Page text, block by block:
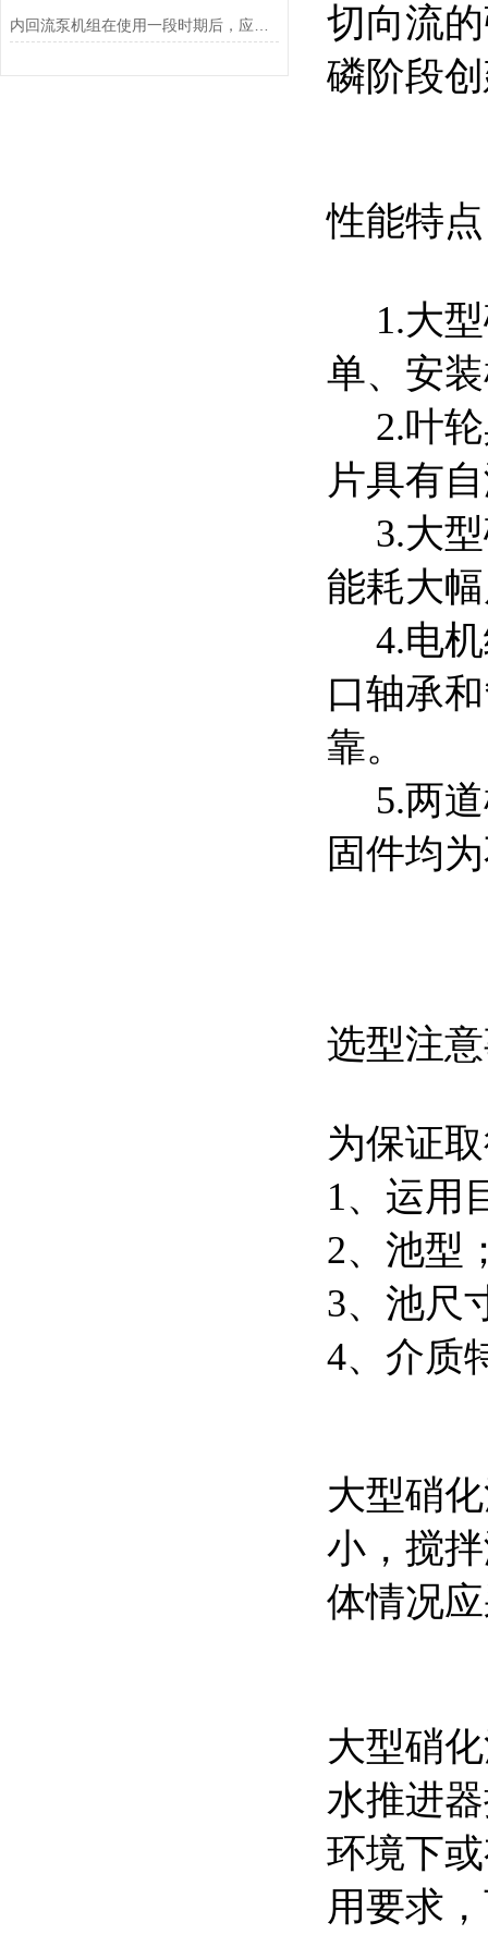
切向流
磷阶段
性能特
1.大型
单、安
2.叶轮
片具有
3.大型
能耗大
4.电机
口轴承
靠。
5.两道
固件均
选型注
为保证
1、运用
2、池型
3、池尺
4、介质
大型硝
小，搅
体情况
大型硝
水推进
环境下
用要求